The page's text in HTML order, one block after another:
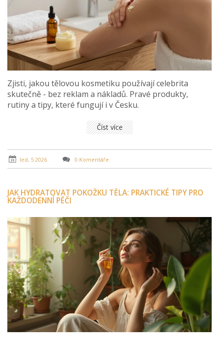
Zjisti, jakou tělovou kosmetiku používají celebrita
skutečně - bez reklam a nákladů. Pravé produkty,
rutiny a tipy, které fungují i v Česku.
Číst více
led, 5 2026 0 Komentáře
JAK HYDRATOVAT POKOŽKU TĚLA: PRAKTICKÉ TIPY PRO
KAŽDODENNÍ PÉČI